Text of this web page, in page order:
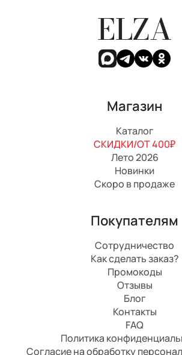
ELZA
Магазин
Каталог
СКИДКИ/ОТ 400₽
Лето 2026
Новинки
Скоро в продаже
Покупателям
Сотрудничество
Как сделать заказ?
Промокоды
Отзывы
Блог
Контакты
FAQ
Политика
Согласие на обработку